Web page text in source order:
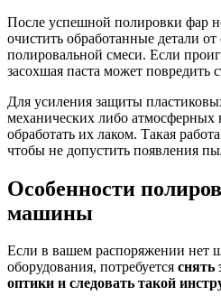
После успешной полировки фар
очистить обработанные детали
полировальной смеси. Если
засохшая паста может повредить
Для усиления защиты
механических либо атмосферных
обработать их лаком. Такая
чтобы не допустить появления
Особенности
машины
Если в вашем распоряжении нет
оборудования, потребуется снять
оптики и следовать такой